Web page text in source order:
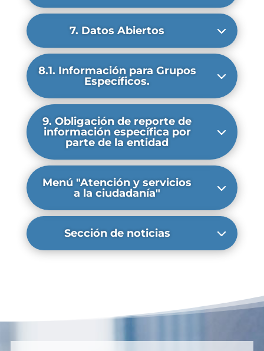
7. Datos Abiertos
8.1. Información para Grupos
Específicos.
9. Obligación de reporte de
información específica por
parte de la entidad
Menú "Atención y servicios
a la ciudadanía"
Sección de noticias